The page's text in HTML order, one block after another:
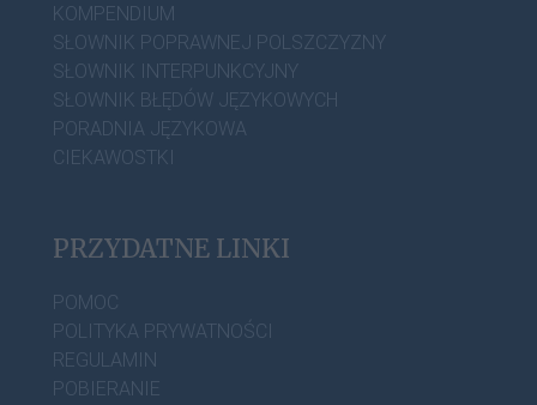
KOMPENDIUM
SŁOWNIK POPRAWNEJ POLSZCZYZNY
SŁOWNIK INTERPUNKCYJNY
SŁOWNIK BŁĘDÓW JĘZYKOWYCH
PORADNIA JĘZYKOWA
CIEKAWOSTKI
PRZYDATNE LINKI
POMOC
POLITYKA PRYWATNOŚCI
REGULAMIN
POBIERANIE